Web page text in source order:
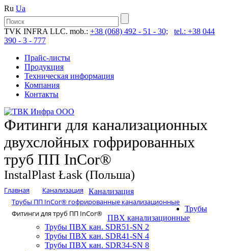
Ru Ua
TVK INFRA LLC. mob.: +38 (068) 492 - 51 - 30;
tel.: +38 044
390 - 3 - 777
Прайс-листы
Продукция
Техническая информация
Компания
Контакты
Фитинги для канализационных
двухслойных гофрированных
труб ПП InCor®
InstalPlast Łask (Польша)
Главная
Канализация
Трубы ПП InCor® гофри­рованные канализационные
Фитинги для труб ПП InCor®
Канализация
Трубы
ПВХ канализационные
Трубы ПВХ кан. SDR51-SN 2
Трубы ПВХ кан. SDR41-SN 4
Трубы ПВХ кан. SDR34-SN 8